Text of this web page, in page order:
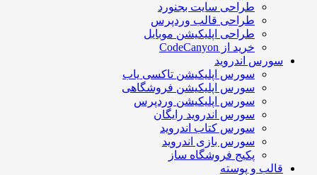
طراحی سایت بجنورد
طراحی قالب وردپرس
طراحی اپلیکیشن موبایل
خرید از CodeCanyon
سورس اندروید
سورس اپلیکیشن تاکسی یاب
سورس اپلیکیشن فروشگاهی
سورس اپلیکیشن وردپرس
سورس اندروید رایگان
سورس کتاب اندروید
سورس بازی اندروید
پکیج فروشگاه ساز
قالب و پوسته